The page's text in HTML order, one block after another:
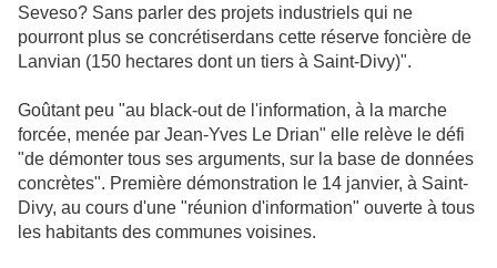
Seveso? Sans parler des projets industriels qui ne
pourront plus se concrétiserdans cette réserve foncière de
Lanvian (150 hectares dont un tiers à Saint-Divy)".
Goûtant peu "au black-out de l'information, à la marche
forcée, menée par Jean-Yves Le Drian" elle relève le défi
"de démonter tous ses arguments, sur la base de données
concrètes". Première démonstration le 14 janvier, à Saint-
Divy, au cours d'une "réunion d'information" ouverte à tous
les habitants des communes voisines.